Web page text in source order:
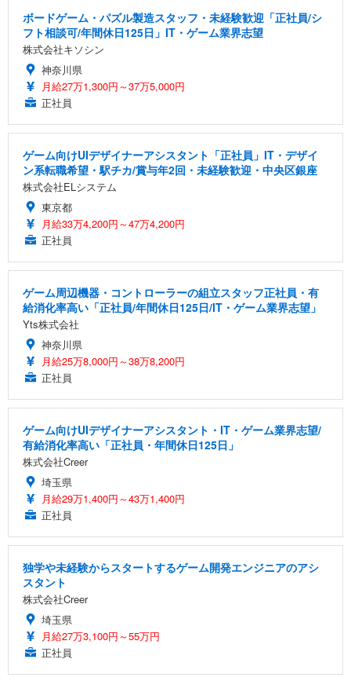
ボードゲーム・パズル製造スタッフ・未経験歓迎「正社員/シ
フト相談可/年間休日125日」IT・ゲーム業界志望
株式会社キソシン
神奈川県
月給27万1,300円～37万5,000円
正社員
ゲーム向けUIデザイナーアシスタント「正社員」IT・デザイ
ン系転職希望・駅チカ/賞与年2回・未経験歓迎・中央区銀座
株式会社ELシステム
東京都
月給33万4,200円～47万4,200円
正社員
ゲーム周辺機器・コントローラーの組立スタッフ正社員・有
給消化率高い「正社員/年間休日125日/IT・ゲーム業界志望」
Yts株式会社
神奈川県
月給25万8,000円～38万8,200円
正社員
ゲーム向けUIデザイナーアシスタント・IT・ゲーム業界志望/
有給消化率高い「正社員・年間休日125日」
株式会社Creer
埼玉県
月給29万1,400円～43万1,400円
正社員
独学や未経験からスタートするゲーム開発エンジニアのアシ
スタント
株式会社Creer
埼玉県
月給27万3,100円～55万円
正社員